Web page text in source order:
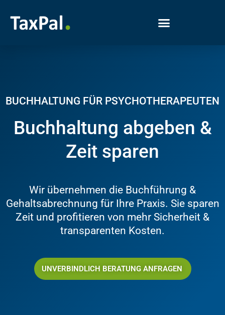
BUCHHALTUNG FÜR PSYCHOTHERAPEUTEN
Buchhaltung abgeben &
Zeit sparen
Wir übernehmen die Buchführung &
Gehaltsabrechnung für Ihre Praxis. Sie sparen
Zeit und profitieren von mehr Sicherheit &
transparenten Kosten.
UNVERBINDLICH BERATUNG ANFRAGEN